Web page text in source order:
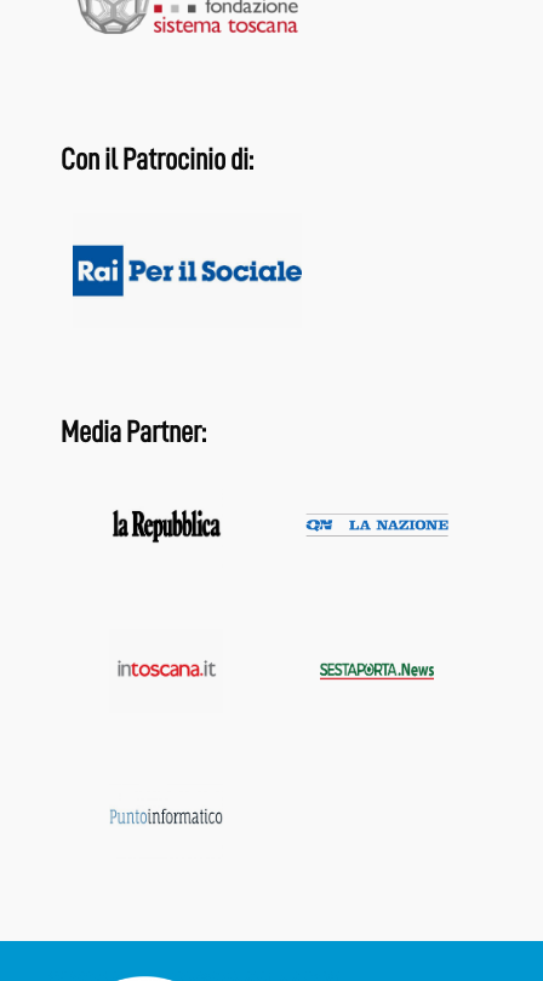
Con il Patrocinio di:
Media Partner: